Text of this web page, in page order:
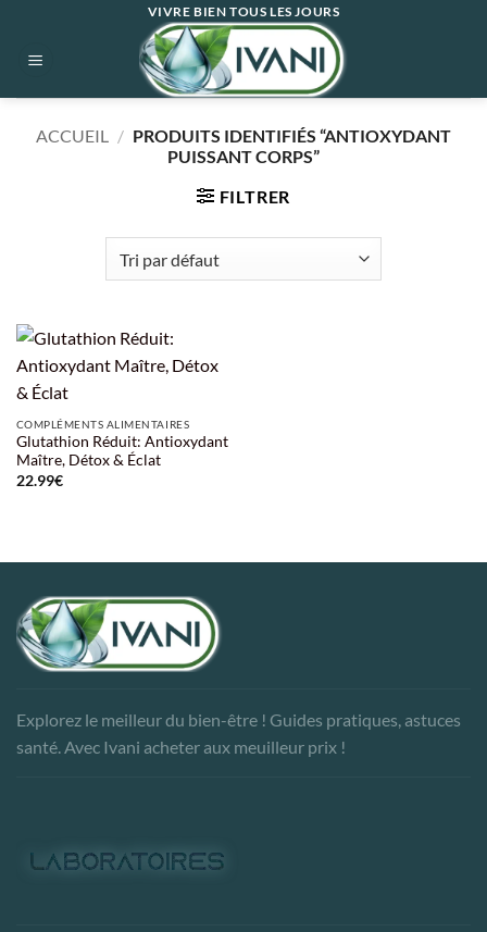
contenu
VIVRE BIEN TOUS LES JOURS
ACCUEIL / PRODUITS IDENTIFIÉS “ANTIOXYDANT
PUISSANT CORPS”
FILTRER
COMPLÉMENTS ALIMENTAIRES
Glutathion Réduit: Antioxydant
Maître, Détox & Éclat
22.99€
Explorez le meilleur du bien-être ! Guides pratiques, astuces
santé. Avec Ivani acheter aux meuilleur prix !